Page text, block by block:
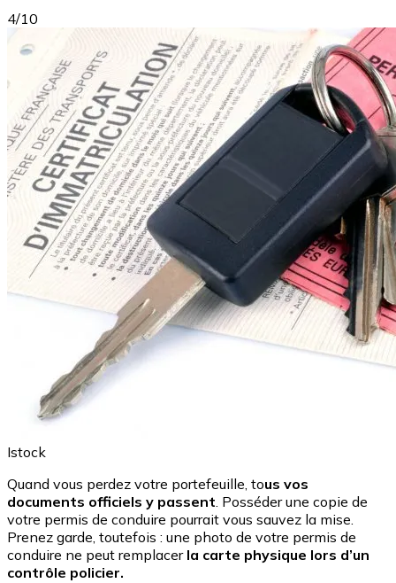
4/10
Istock
Quand vous perdez votre portefeuille, tous vos
documents officiels y passent. Posséder une copie de
votre permis de conduire pourrait vous sauvez la mise.
Prenez garde, toutefois : une photo de votre permis de
conduire ne peut remplacerla carte physique lors d’un
contrôle policier.